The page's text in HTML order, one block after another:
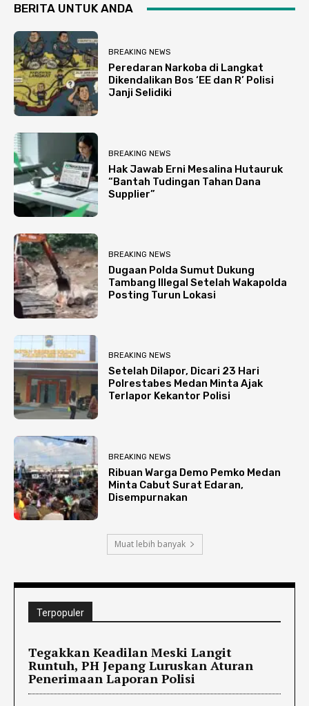
BERITA UNTUK ANDA
BREAKING NEWS
Peredaran Narkoba di Langkat
Dikendalikan Bos ‘EE dan R’ Polisi
Janji Selidiki
BREAKING NEWS
Hak Jawab Erni Mesalina Hutauruk
“Bantah Tudingan Tahan Dana
Supplier”
BREAKING NEWS
Dugaan Polda Sumut Dukung
Tambang Illegal Setelah Wakapolda
Posting Turun Lokasi
BREAKING NEWS
Setelah Dilapor, Dicari 23 Hari
Polrestabes Medan Minta Ajak
Terlapor Kekantor Polisi
BREAKING NEWS
Ribuan Warga Demo Pemko Medan
Minta Cabut Surat Edaran,
Disempurnakan
Muat lebih banyak
Terpopuler
Tegakkan Keadilan Meski Langit
Runtuh, PH Jepang Luruskan Aturan
Penerimaan Laporan Polisi